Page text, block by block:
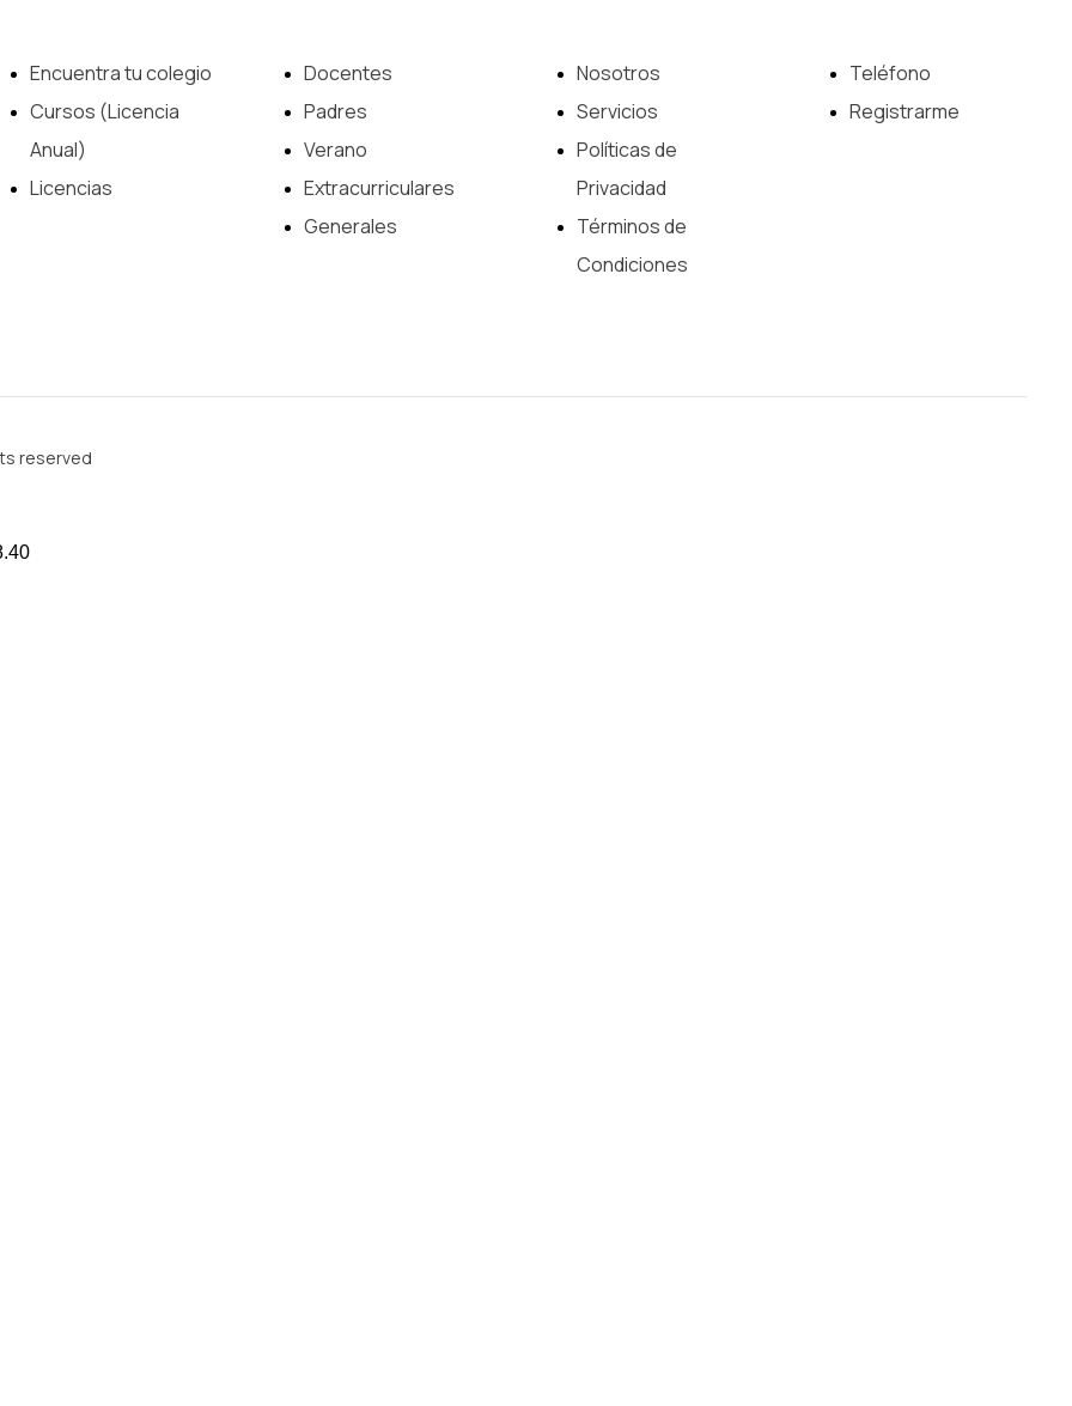
Encuentra tu colegio
Cursos (Licencia
Anual)
Licencias
Docentes
Padres
Verano
Extracurriculares
Generales
Nosotros
Servicios
Políticas de
Privacidad
Términos de
Condiciones
Teléfono
Registrarme
reserved